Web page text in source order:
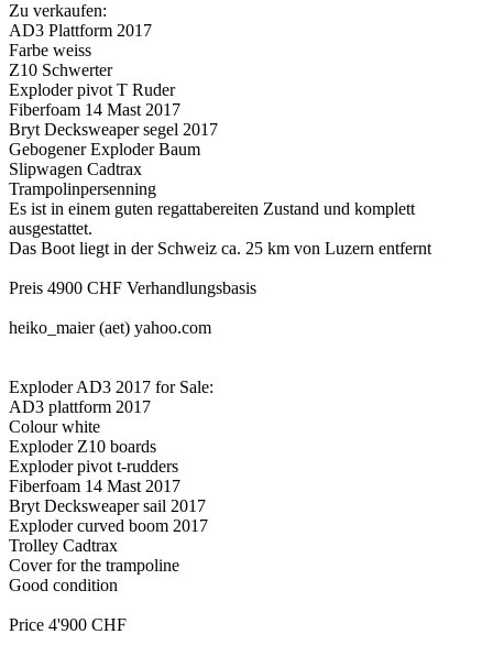
Zu verkaufen:
AD3 Plattform 2017
Farbe weiss
Z10 Schwerter
Exploder pivot T Ruder
Fiberfoam 14 Mast 2017
Bryt Decksweaper segel 2017
Gebogener Exploder Baum
Slipwagen Cadtrax
Trampolinpersenning
Es ist in einem guten regattabereiten Zustand und komplett
ausgestattet.
Das Boot liegt in der Schweiz ca. 25 km von Luzern entfernt
Preis 4900 CHF Verhandlungsbasis
heiko_maier (aet) yahoo.com
Exploder AD3 2017 for Sale:
AD3 plattform 2017
Colour white
Exploder Z10 boards
Exploder pivot t-rudders
Fiberfoam 14 Mast 2017
Bryt Decksweaper sail 2017
Exploder curved boom 2017
Trolley Cadtrax
Cover for the trampoline
Good condition
Price 4'900 CHF